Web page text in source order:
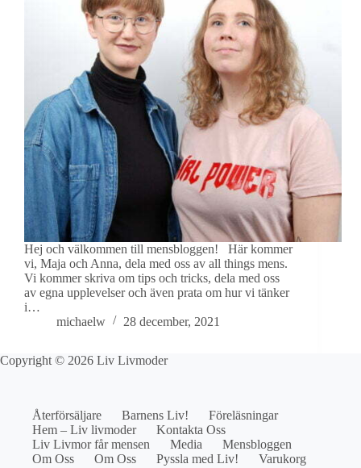
Hej och välkommen till mensbloggen! Här kommer
vi, Maja och Anna, dela med oss av all things mens.
Vi kommer skriva om tips och tricks, dela med oss
av egna upplevelser och även prata om hur vi tänker
i…
michaelw
28 december, 2021
Copyright © 2026 Liv Livmoder
Återförsäljare Barnens Liv!
Föreläsningar
Hem – Liv livmoder
Kontakta Oss
Liv Livmor får mensen
Media
Mensbloggen
Om Oss
Om Oss Pyssla med Liv! Varukorg